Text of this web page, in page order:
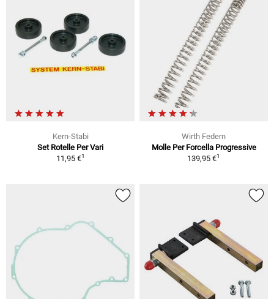
Kern-Stabi
Set Rotelle Per Vari
11,95 €1
Wirth Federn
Molle Per Forcella Progressive
139,95 €1